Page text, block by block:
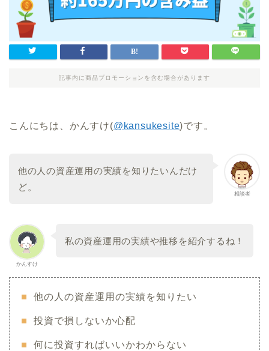
記事内に商品プロモーションを含む場合があります
こんにちは、かんすけ(@kansukesite)です。
相談者
他の人の資産運用の実績を知りたいんだけ
ど。
かんすけ
私の資産運用の実績や推移を紹介するね！
他の人の資産運用の実績を知りたい
投資で損しないか心配
何に投資すればいいかわからない